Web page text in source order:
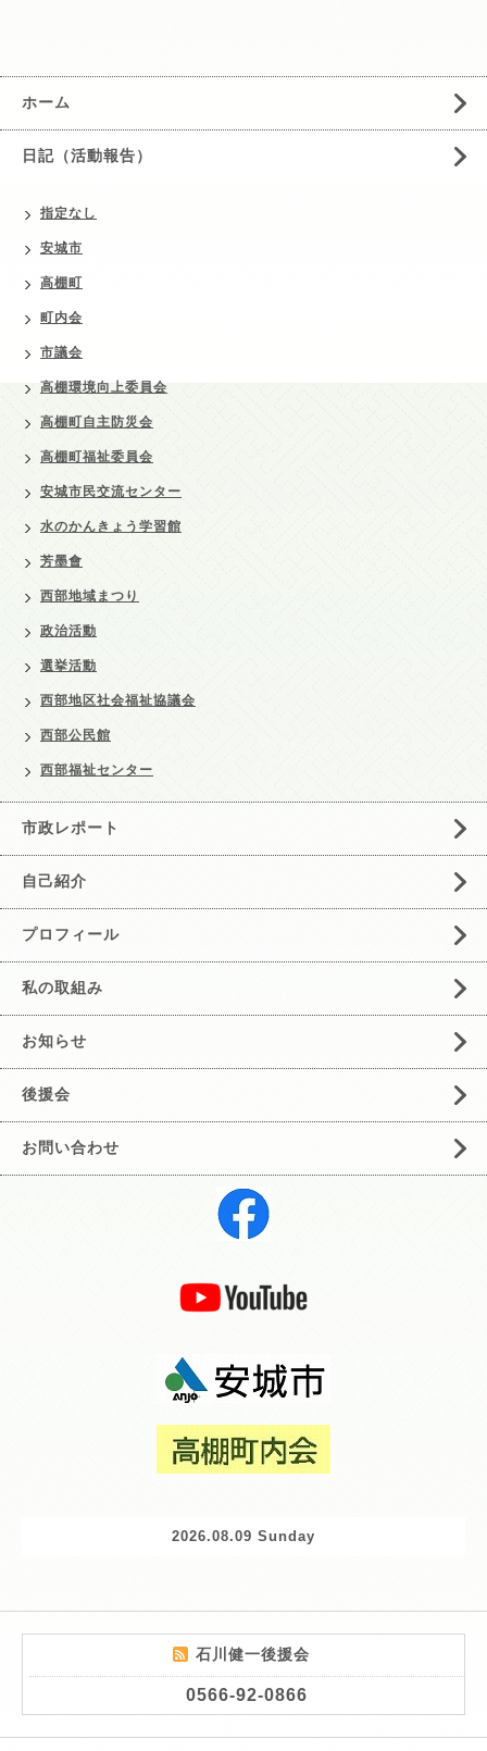
ホーム
日記（活動報告）
指定なし
安城市
高棚町
町内会
市議会
高棚環境向上委員会
高棚町自主防災会
高棚町福祉委員会
安城市民交流センター
水のかんきょう学習館
芳墨會
西部地域まつり
政治活動
選挙活動
西部地区社会福祉協議会
西部公民館
西部福祉センター
市政レポート
自己紹介
プロフィール
私の取組み
お知らせ
後援会
お問い合わせ
2026.08.09 Sunday
石川健一後援会
0566-92-0866